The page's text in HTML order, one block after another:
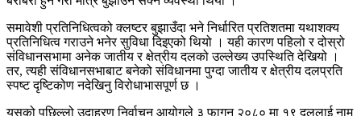
समावेशी प्रतिनिधित्वको क्लष्टर बुझाउँदा भने निर्धारित प्रतिशतमा यथाशक्य
प्रतिनिधित्व गराउने भनेर सुविधा दिइएको थियो । यही कारण पहिलो र दोस्रो
संविधानसभामा अनेक जातीय र क्षेत्रीय दलको उल्लेख्य उपस्थिति देखियो ।
तर, त्यही संविधानसभाबाट बनेको संविधानमा पुग्दा जातीय र क्षेत्रीय दलप्रति
स्पष्ट दृष्टिकोण नदेखिनु विरोधाभासपूर्ण छ ।
यसको पछिल्लो उदाहरण निर्वाचन आयोगले ३ फागुन २०८० मा १९ दललाई नाम